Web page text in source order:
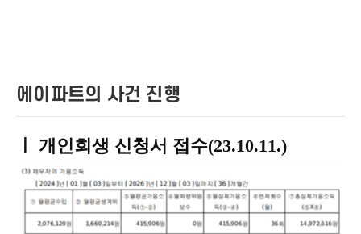
에이파트의 사건 진행
ㅣ 개인회생 신청서 접수(23.10.11.)